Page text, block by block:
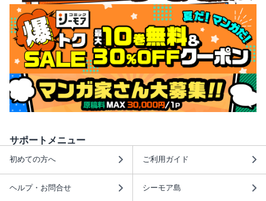
サポートメニュー
初めての方へ ご利用ガイド
ヘルプ・お問合せ シーモア島